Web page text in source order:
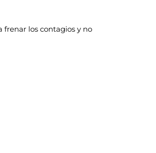
frenar los contagios y no